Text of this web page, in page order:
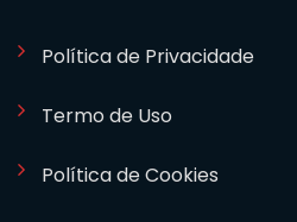
Política de Privacidade
Termo de Uso
Política de Cookies